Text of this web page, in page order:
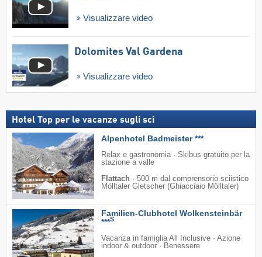
Visualizzare video
Dolomites Val Gardena
Visualizzare video
Hotel Top per le vacanze sugli sci
Alpenhotel Badmeister ***
Relax e gastronomia · Skibus gratuito per la
stazione a valle
Flattach · 500 m dal comprensorio sciistico
Mölltaler Gletscher (Ghiacciaio Mölltaler)
Familien-Clubhotel Wolkensteinbär
***S
Vacanza in famiglia All Inclusive · Azione
indoor & outdoor · Benessere